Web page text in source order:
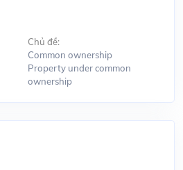
Chủ đề:
Common ownership
Property under common
ownership